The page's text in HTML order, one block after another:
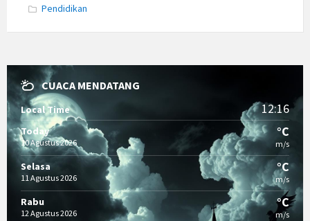
Pendidikan
CUACA MENDATANG
Local Time 12:16
Today
10 Agustus 2026
°C
m/s
Selasa
11 Agustus 2026
°C
m/s
Rabu
12 Agustus 2026
°C
m/s